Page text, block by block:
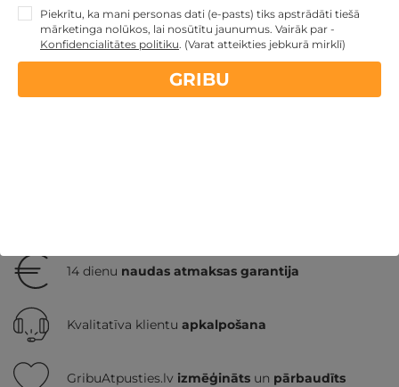
157€
par nakti
GRIBU
14 dienu naudas atmaksas garantija
Kvalitatīva klientu apkalpošana
GribuAtpusties.lv izmēģināts un pārbaudīts
Piekrītu, ka mani personas dati (e-pasts) tiks apstrādāti tiešā
mārketinga nolūkos, lai nosūtītu jaunumus. Vairāk par -
Konfidencialitātes politiku. (Varat atteikties jebkurā mirklī)
GRIBU